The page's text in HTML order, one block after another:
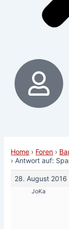
Home › Foren ›
› Antwort auf:
28. August 2016
JoKa